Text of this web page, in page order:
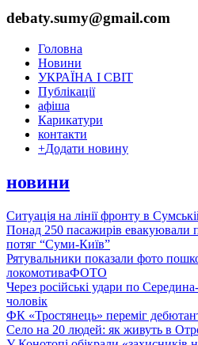
debaty.sumy@gmail.com
Головна
Новини
УКРАЇНА І СВІТ
Публікації
афіша
Карикатури
контакти
+Додати новину
новини
Ситуація на лінії фронту в
Понад 250 пасажирів евакуювали
потяг “Суми-Київ”
Рятувальники показали фото
локомотиваФОТО
Через російські удари по
чоловік
ФК «Тростянець» переміг
Село на 20 людей: як живуть в